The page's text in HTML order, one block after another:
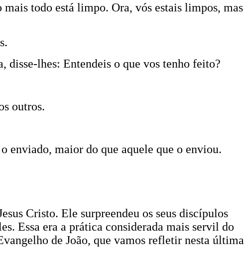
mais todo está limpo. Ora, vós estais limpos, mas
disse-lhes: Entendeis o que vos tenho feito?
outros.
enviado, maior do que aquele que o enviou.
Cristo. Ele surpreendeu os seus discípulos
Essa era a prática considerada mais servil do
de João, que vamos refletir nesta última